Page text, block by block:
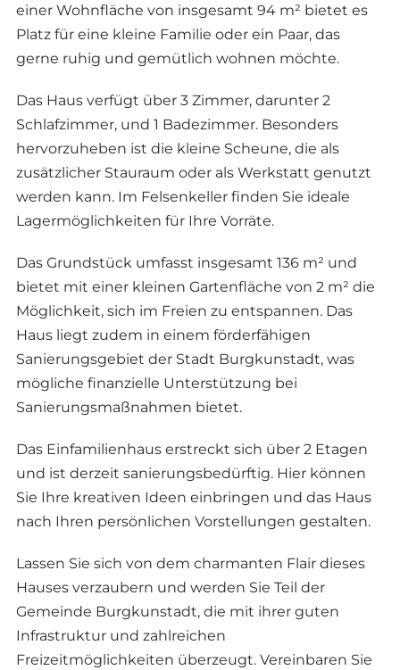
einer Wohnfläche von insgesamt 94 m² bietet es
Platz für eine kleine Familie oder ein Paar, das
gerne ruhig und gemütlich wohnen möchte.
Das Haus verfügt über 3 Zimmer, darunter 2
Schlafzimmer, und 1 Badezimmer. Besonders
hervorzuheben ist die kleine Scheune, die als
zusätzlicher Stauraum oder als Werkstatt genutzt
werden kann. Im Felsenkeller finden Sie ideale
Lagermöglichkeiten für Ihre Vorräte.
Das Grundstück umfasst insgesamt 136 m² und
bietet mit einer kleinen Gartenfläche von 2 m² die
Möglichkeit, sich im Freien zu entspannen. Das
Haus liegt zudem in einem förderfähigen
Sanierungsgebiet der Stadt Burgkunstadt, was
mögliche finanzielle Unterstützung bei
Sanierungsmaßnahmen bietet.
Das Einfamilienhaus erstreckt sich über 2 Etagen
und ist derzeit sanierungsbedürftig. Hier können
Sie Ihre kreativen Ideen einbringen und das Haus
nach Ihren persönlichen Vorstellungen gestalten.
Lassen Sie sich von dem charmanten Flair dieses
Hauses verzaubern und werden Sie Teil der
Gemeinde Burgkunstadt, die mit ihrer guten
Infrastruktur und zahlreichen
Freizeitmöglichkeiten überzeugt. Vereinbaren Sie